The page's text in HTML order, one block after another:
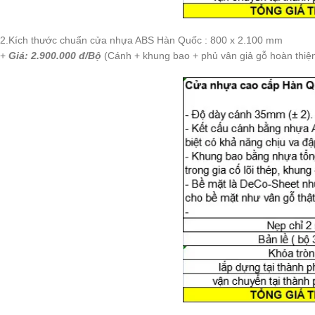
2.Kích thước chuẩn cửa nhựa ABS Hàn Quốc : 800 x 2.100 mm
+ Giá: 2.900.000 đ/Bộ (Cánh + khung bao + phủ vân giả gỗ hoàn